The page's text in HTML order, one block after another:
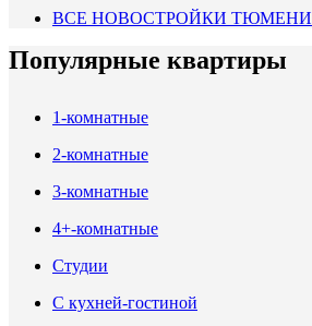
ВСЕ НОВОСТРОЙКИ ТЮМЕНИ
Популярные квартиры
1-комнатные
2-комнатные
3-комнатные
4+-комнатные
Студии
С кухней-гостиной